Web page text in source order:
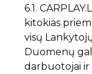
6.1.
kitokias
visų
Duomenų
darbuotojai ir